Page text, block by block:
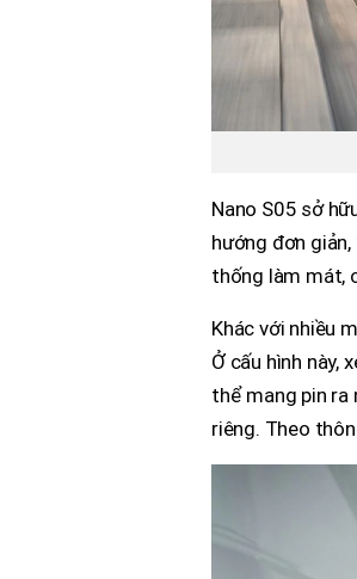
Nano S05 sở
hướng đơn
thống làm mát,
Khác với nhiều
Ở cấu hình này,
thể mang pin
riêng. Theo